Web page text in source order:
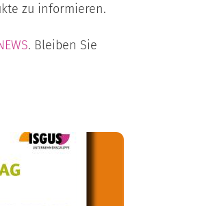
zu informieren.
. Bleiben Sie